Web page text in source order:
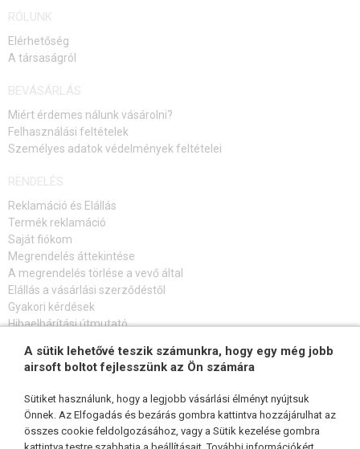
RÓLUNK
Elérhetőség
A társaságról
BEVÁSÁRLÁS
Miért érdemes nálunk vásárolni?
Felhasználási feltételek
Személyes adatok védelmények feltételei
RENDELÉS
Reklamáció és Elállás
Termék reklamáció
Saját fiókom
Megrendelés áttekintése
A megrendelés törlése a vevő által
Elállás a vásárlási szerződéstől
Gyakori kérdések
Hibaelhárítási útmutató
FELIRATKOZÁS HÍRLEVÉLRE
KÖVESSEN MINKET
A sütik lehetővé teszik számunkra, hogy egy még jobb
airsoft boltot fejlesszünk az Ön számára
Sütiket használunk, hogy a legjobb vásárlási élményt nyújtsuk
Önnek. Az Elfogadás és bezárás gombra kattintva hozzájárulhat az
összes cookie feldolgozásához, vagy a Sütik kezelése gombra